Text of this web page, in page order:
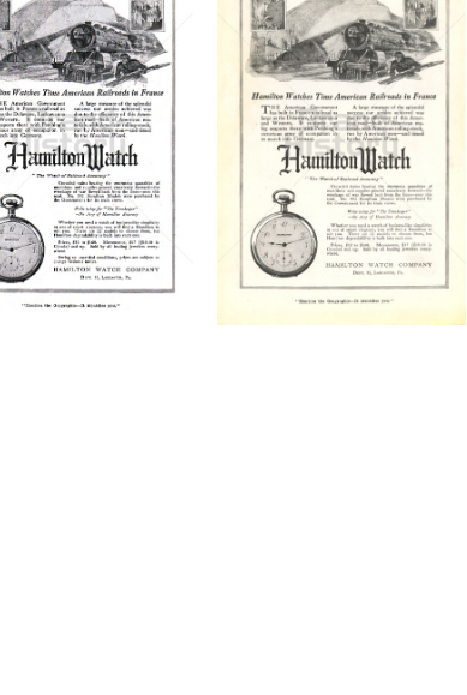
HAMILTON WATCH
Hamilton
International Ltd.
1918
Bild-ID: 5539
HAMILTON WATCH
Hamilton
International Ltd.
1919
Bild-ID: 4435